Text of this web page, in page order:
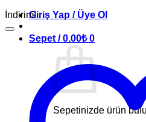
Giriş Yap / Üye Ol
Sepet /0.00₺ 0
Sepetinizde ürün
İndirim!